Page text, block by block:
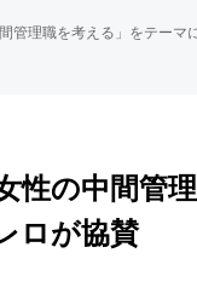
管理職を考える」をテーマ
性の中間管
ロが協賛